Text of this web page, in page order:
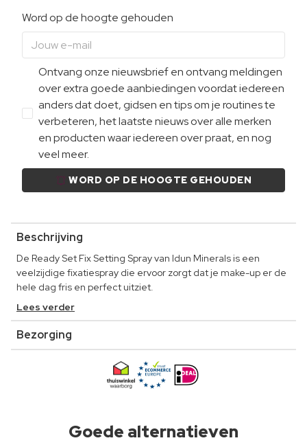
Word op de hoogte gehouden
Ontvang onze nieuwsbrief en ontvang meldingen
over extra goede aanbiedingen voordat iedereen
anders dat doet, gidsen en tips om je routines te
verbeteren, het laatste nieuws over alle merken
en producten waar iedereen over praat, en nog
veel meer.
WORD OP DE HOOGTE GEHOUDEN
Beschrijving
De Ready Set Fix Setting Spray van Idun Minerals is een
veelzijdige fixatiespray die ervoor zorgt dat je make-up er de
hele dag fris en perfect uitziet.
Lees verder
Bezorging
Goede alternatieven